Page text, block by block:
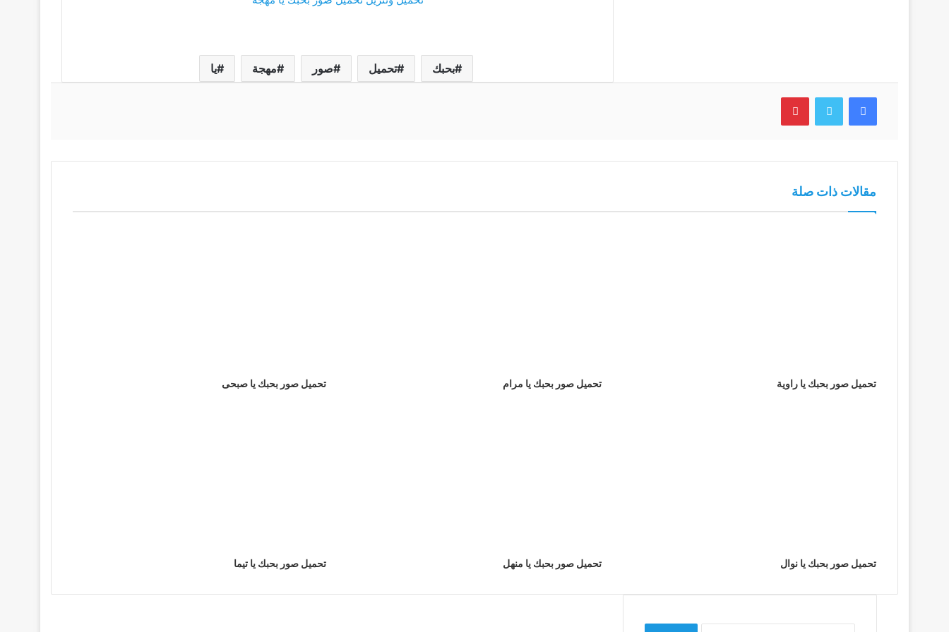
بحبك تحميل صور مهجة يا
فيسبوك تويتر بينتيريست
مقالات ذات صلة
تحميل صور بحبك يا راوية تحميل صور بحبك يا مرام تحميل صور بحبك يا صبحى
تحميل صور بحبك يا نوال تحميل صور بحبك يا منهل تحميل صور بحبك يا تيما